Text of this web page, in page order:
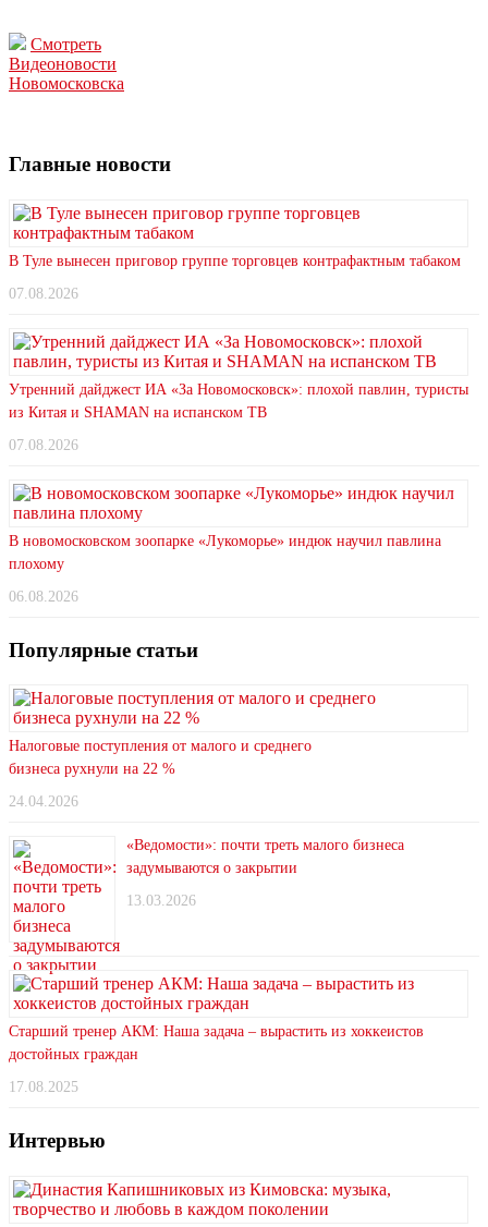
Смотреть
Видеоновости
Новомосковска
Главные новости
В Туле вынесен приговор группе торговцев контрафактным табаком
07.08.2026
Утренний дайджест ИА «За Новомосковск»: плохой павлин, туристы
из Китая и SHAMAN на испанском ТВ
07.08.2026
В новомосковском зоопарке «Лукоморье» индюк научил павлина
плохому
06.08.2026
Популярные статьи
Налоговые поступления от малого и среднего
бизнеса рухнули на 22 %
24.04.2026
«Ведомости»: почти треть малого бизнеса
задумываются о закрытии
13.03.2026
Старший тренер АКМ: Наша задача – вырастить из хоккеистов
достойных граждан
17.08.2025
Интервью